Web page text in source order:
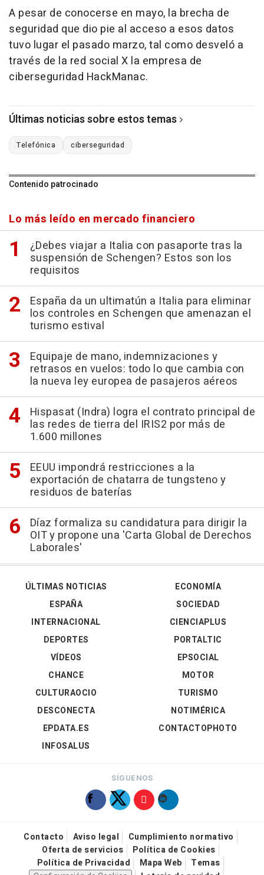
A pesar de conocerse en mayo, la brecha de
seguridad que dio pie al acceso a esos datos
tuvo lugar el pasado marzo, tal como desveló a
través de la red social X la empresa de
ciberseguridad HackManac.
Últimas noticias sobre estos temas
Telefónica ciberseguridad
Contenido patrocinado
Lo más leído en mercado financiero
¿Debes viajar a Italia con pasaporte tras la
suspensión de Schengen? Estos son los
requisitos
España da un ultimatún a Italia para eliminar
los controles en Schengen que amenazan el
turismo estival
Equipaje de mano, indemnizaciones y
retrasos en vuelos: todo lo que cambia con
la nueva ley europea de pasajeros aéreos
Hispasat (Indra) logra el contrato principal de
las redes de tierra del IRIS2 por más de
1.600 millones
EEUU impondrá restricciones a la
exportación de chatarra de tungsteno y
residuos de baterías
Díaz formaliza su candidatura para dirigir la
OIT y propone una 'Carta Global de Derechos
Laborales'
ÚLTIMAS NOTICIAS
ESPAÑA
INTERNACIONAL
DEPORTES
VÍDEOS
ECONOMÍA
SOCIEDAD
CIENCIAPLUS
PORTALTIC
EPSOCIAL
CHANCE
CULTURAOCIO
DESCONECTA
EPDATA.ES
INFOSALUS
MOTOR
TURISMO
NOTIMÉRICA
CONTACTOPHOTO
SÍGUENOS
Contacto Aviso legal
Cumplimiento normativo
Oferta de servicios
Política de Cookies
Política de Privacidad
Mapa Web
Temas